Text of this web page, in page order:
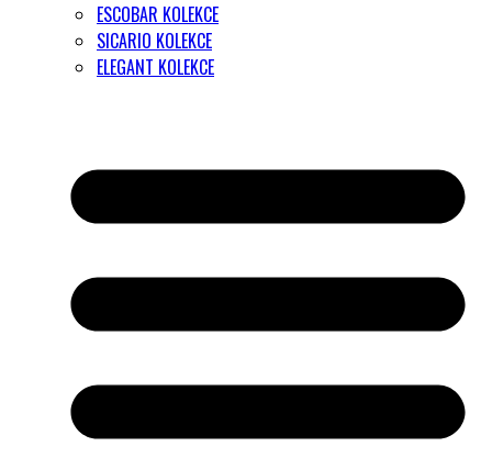
ESCOBAR KOLEKCE
SICARIO KOLEKCE
ELEGANT KOLEKCE